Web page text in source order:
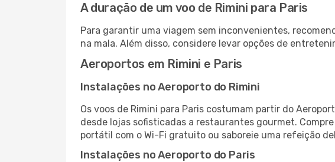
A duração de um voo de Rimini para Paris
Para garantir uma viagem sem inconvenientes,
na mala. Além disso, considere levar opções de
Aeroportos em Rimini e Paris
Instalações no Aeroporto do Rimini
Os voos de Rimini para Paris costumam partir do
desde lojas sofisticadas a restaurantes gourmet.
portátil com o Wi-Fi gratuito ou saboreie uma refeição
Instalações no Aeroporto do Paris